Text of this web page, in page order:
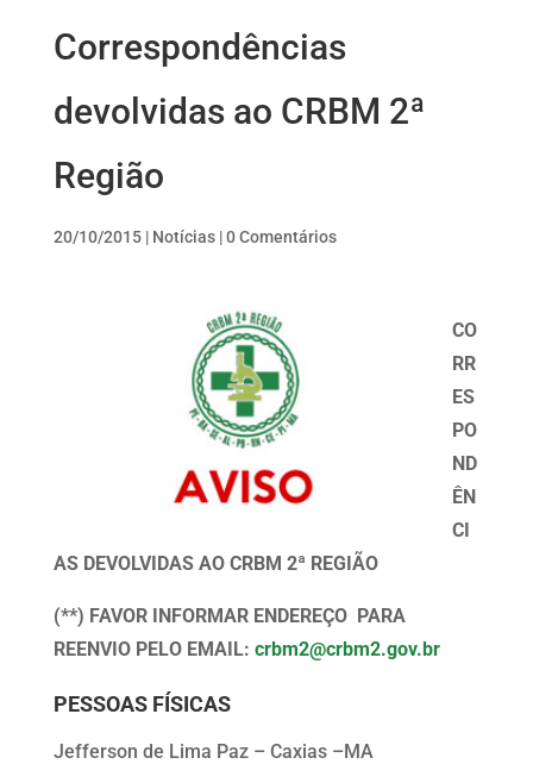
Correspondências
devolvidas ao CRBM 2ª
Região
20/10/2015| Notícias|0 Comentários
CO
RR
ES
PO
ND
ÊN
CI
AS DEVOLVIDAS AO CRBM 2ª REGIÃO
(**) FAVOR INFORMAR ENDEREÇO PARA
REENVIO PELO EMAIL: crbm2@crbm2.gov.br
PESSOAS FÍSICAS
Jefferson de Lima Paz – Caxias –MA